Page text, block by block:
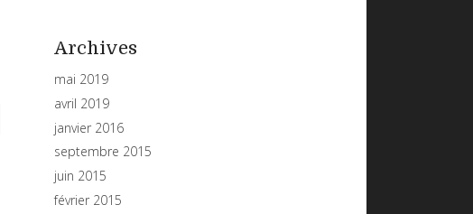
Archives
mai 2019
avril 2019
janvier 2016
septembre 2015
juin 2015
février 2015